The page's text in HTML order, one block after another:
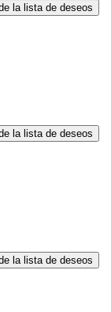
la lista de deseos
la lista de deseos
la lista de deseos